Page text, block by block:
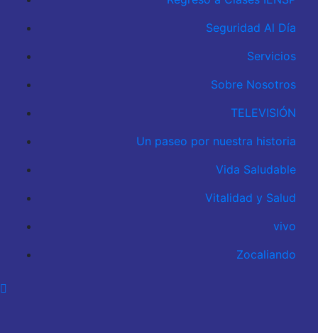
Seguridad Al Día
Servicios
Sobre Nosotros
TELEVISIÓN
Un paseo por nuestra historia
Vida Saludable
Vitalidad y Salud
vivo
Zocaliando